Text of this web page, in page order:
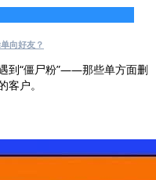
向好友？
到“僵尸粉”——那些单方面删
户。